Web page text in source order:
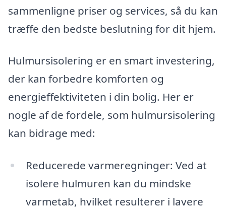
sammenligne priser og services, så du kan
træffe den bedste beslutning for dit hjem.
Hulmursisolering er en smart investering,
der kan forbedre komforten og
energieffektiviteten i din bolig. Her er
nogle af de fordele, som hulmursisolering
kan bidrage med:
Reducerede varmeregninger: Ved at
isolere hulmuren kan du mindske
varmetab, hvilket resulterer i lavere